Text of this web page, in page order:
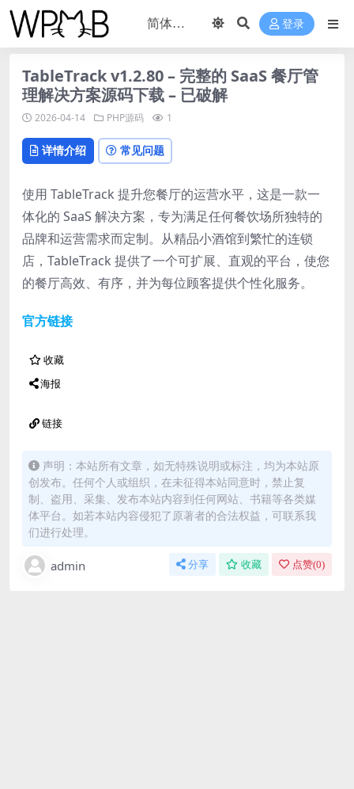
登录
TableTrack v1.2.80 – 完整的 SaaS 餐厅管
理解决方案源码下载 – 已破解
2026-04-14 PHP源码 1
详情介绍 常见问题
使用 TableTrack 提升您餐厅的运营水平，这是一款一
体化的 SaaS 解决方案，专为满足任何餐饮场所独特的
品牌和运营需求而定制。从精品小酒馆到繁忙的连锁
店，TableTrack 提供了一个可扩展、直观的平台，使您
的餐厅高效、有序，并为每位顾客提供个性化服务。
官方链接
收藏
海报
链接
声明：本站所有文章，如无特殊说明或标注，均为本站原
创发布。任何个人或组织，在未征得本站同意时，禁止复
制、盗用、采集、发布本站内容到任何网站、书籍等各类媒
体平台。如若本站内容侵犯了原著者的合法权益，可联系我
们进行处理。
admin 分享 收藏 点赞(0)